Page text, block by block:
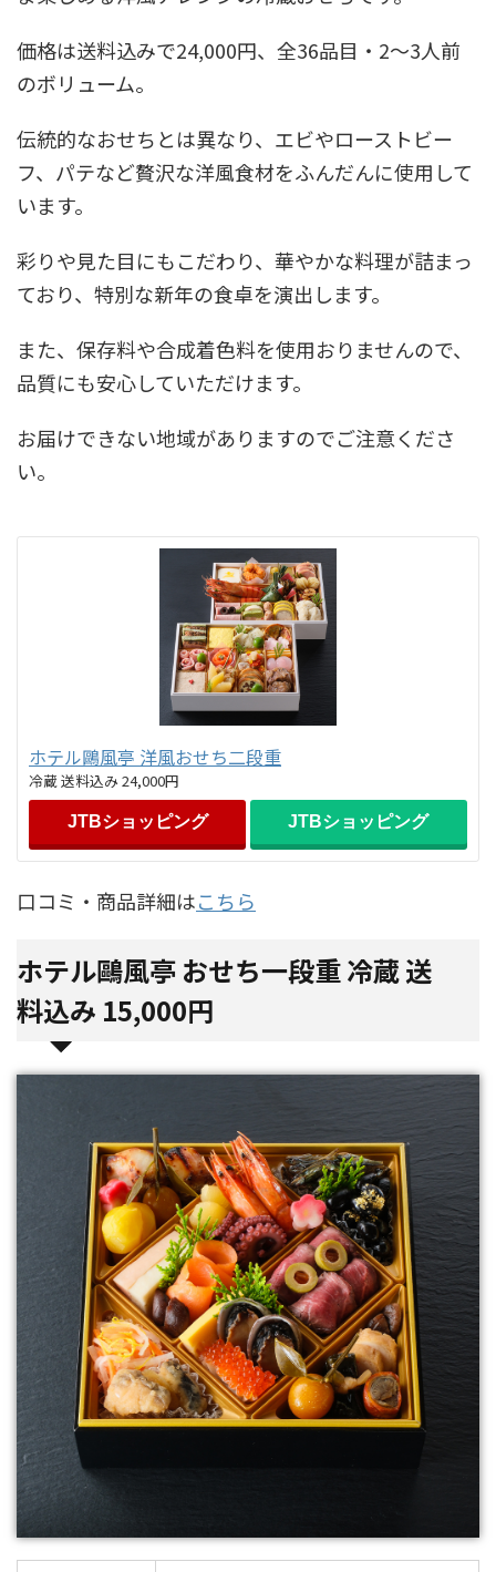
価格は送料込みで24,000円、全36品目・2～3人前
のボリューム。
伝統的なおせちとは異なり、エビやローストビー
フ、パテなど贅沢な洋風食材をふんだんに使用して
います。
彩りや見た目にもこだわり、華やかな料理が詰まっ
ており、特別な新年の食卓を演出します。
また、保存料や合成着色料を使用おりませんので、
品質にも安心していただけます。
お届けできない地域がありますのでご注意くださ
い。
ホテル鷗風亭 洋風おせち二段重
冷蔵 送料込み 24,000円
JTBショッピング JTBショッピング
口コミ・商品詳細はこちら
ホテル鷗風亭 おせち一段重 冷蔵 送
料込み 15,000円